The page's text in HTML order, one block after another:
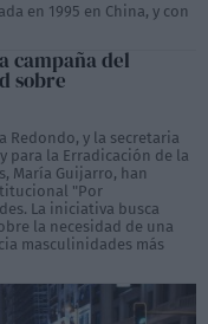
en 1995 en China, y con
campaña del
sobre
Redondo, y la secretaria
para la Erradicación de la
María Guijarro, han
"Por
La iniciativa busca
la necesidad de una
masculinidades más